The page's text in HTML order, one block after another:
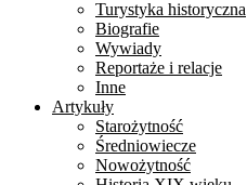
Turystyka historyczna
Biografie
Wywiady
Reportaże i relacje
Inne
Artykuły
Starożytność
Średniowiecze
Nowożytność